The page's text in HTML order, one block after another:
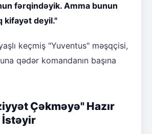
fərqindəyik. Amma bunun
kifayət deyil."
keçmiş "Yuventus" məşqçisi,
qədər komandanın başına
Çəkməyə" Hazır
İstəyir